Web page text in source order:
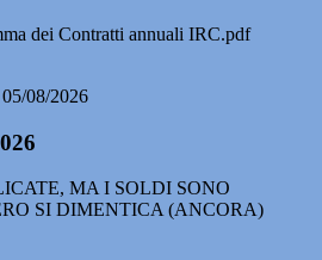
dei Contratti annuali IRC.pdf
08/2026
MA I SOLDI SONO
SI DIMENTICA (ANCORA)